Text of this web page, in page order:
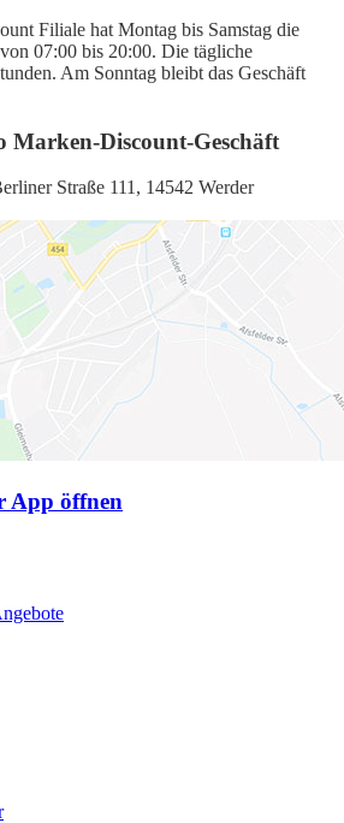
Filiale hat Montag bis Samstag die
07:00 bis 20:00. Die tägliche
Am Sonntag bleibt das Geschäft
Marken-Discount-Geschäft
Straße 111, 14542 Werder
App öffnen